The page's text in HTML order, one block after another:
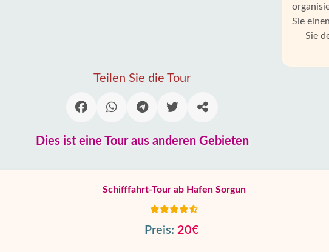
Sie
Sie
Teilen Sie die Tour
Dies ist eine Tour aus anderen Gebieten
Schifffahrt-Tour ab Hafen Sorgun
Preis: 20€